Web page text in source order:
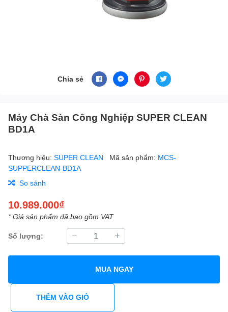
Chia sẻ
Máy Chà Sàn Công Nghiệp SUPER CLEAN
BD1A
Thương hiệu: SUPER CLEAN Mã sản phẩm: MCS-
SUPPERCLEAN-BD1A
So sánh
10.989.000₫
* Giá sản phẩm đã bao gồm VAT
Số lượng:
MUA NGAY
THÊM VÀO GIỎ